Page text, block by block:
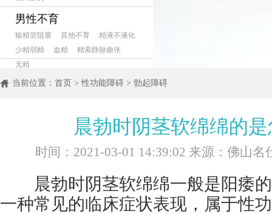
男性不育
输精管阻塞 其他不育
精液不液化
少精弱精
血精
精索静脉曲张
无精
当前位置： 首页 >性功能障碍 > 勃起障碍
晨勃时阴茎软绵绵的
时间：2021-03-01 14:39:02 来源：佛山
晨勃时阴茎软绵绵一般是阳痿的
一种常见的临床症状表现，属于性